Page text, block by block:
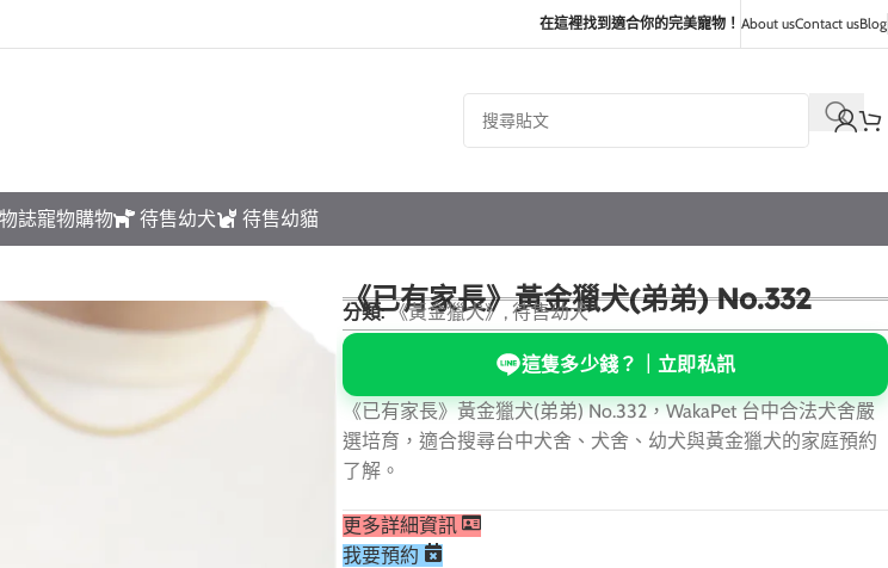
在這裡找到適合你的完美寵物！ About usContact usBlog
誌寵物購物 待售幼犬
待售幼貓
《已有家長》黃金獵犬(弟弟) No.332
分類: 《黃金獵犬》 , 待售幼犬
這隻多少錢？｜立即私訊
《已有家長》黃金獵犬(弟弟) No.332，WakaPet 台中合法犬舍嚴
選培育，適合搜尋台中犬舍、犬舍、幼犬與黃金獵犬的家庭預約
了解。
更多詳細資訊
我要預約